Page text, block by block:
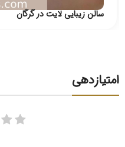
سالن زیبایی لایت در گرگان
امتیازدهی